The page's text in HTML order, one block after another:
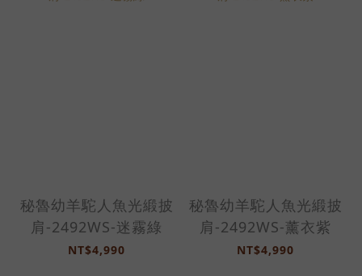
秘魯幼羊駝人魚光緞披
肩-2492WS-迷霧綠
NT$4,990
秘魯幼羊駝人魚光緞披
肩-2492WS-薰衣紫
NT$4,990